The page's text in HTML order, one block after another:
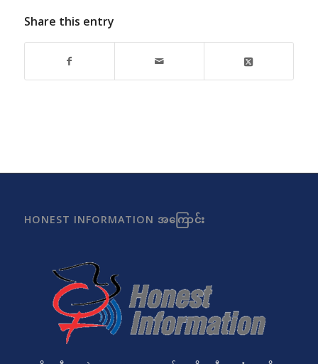
Share this entry
HONEST INFORMATION အကြောင်း